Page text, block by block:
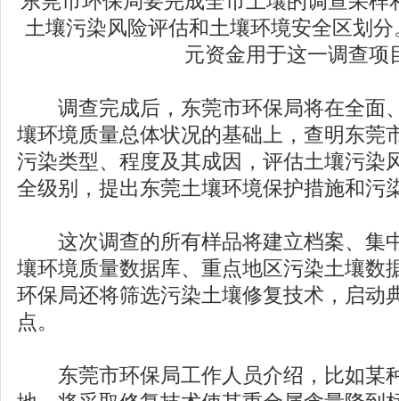
土壤污染风险评估和土壤环境安全区划
元资金用于这一调查项
调查完成后，东莞市环保局将在全面
壤环境质量总体状况的基础上，查明东莞
污染类型、程度及其成因，评估土壤污染
全级别，提出东莞土壤环境保护措施和污
这次调查的所有样品将建立档案、集
壤环境质量数据库、重点地区污染土壤数
环保局还将筛选污染土壤修复技术，启动
点。
东莞市环保局工作人员介绍，比如某